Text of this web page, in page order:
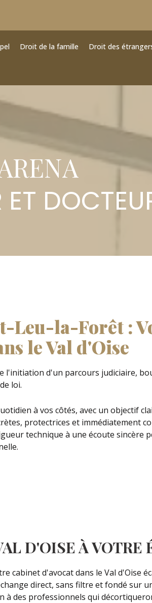
Droit de la famille Droit des
Leu-la-Forêt :
le Val d'Oise
l'initiation d'un parcours judiciaire,
loi.
à vos côtés, avec un objectif
protectrices et immédiatement
technique à une écoute sincère
D'OISE À VOTRE
cabinet d'avocat dans le Val d'Oise
direct, sans filtre et fondé sur
des professionnels qui